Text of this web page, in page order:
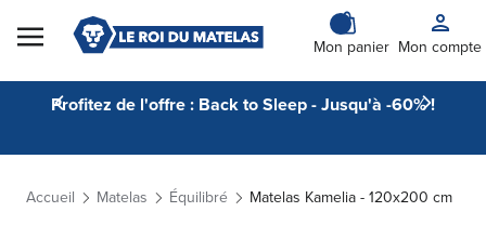
Skip to Content
Mon panier Mon compte
Profitez de l'offre : Back to Sleep - Jusqu'à -60% !
Accueil Matelas Équilibré Matelas Kamelia - 120x200 cm